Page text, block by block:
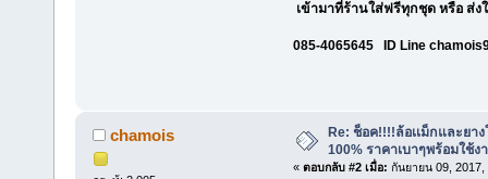
เข้ามาที่ร้านใส่ฟรีทุกชุด หรือ ส่
085-4065645 ID Line
chamois
Re: ช็อค!!!!ล้อเเม็กและยา
100% ราคาเบาๆพร้อมใช้ง
« ตอบกลับ #2 เมื่อ: กันยายน 09, 2017,